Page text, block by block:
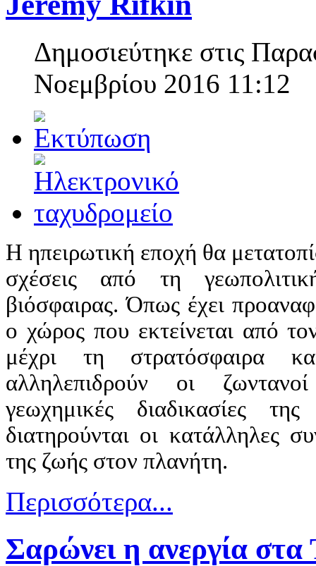
Δημοσιεύτηκε στις
Νοεμβρίου 2016 11:12
Η ηπειρωτική εποχή θα
σχέσεις από τη
βιόσφαιρας. Όπως έχει
ο χώρος που εκτείνεται από
μέχρι τη στρατόσφαιρα
αλληλεπιδρούν οι
γεωχημικές διαδικασίες
διατηρούνται οι κατάλληλες
της ζωής στον πλανήτη.
Περισσότερα...
Σαρώνει η ανεργία στα